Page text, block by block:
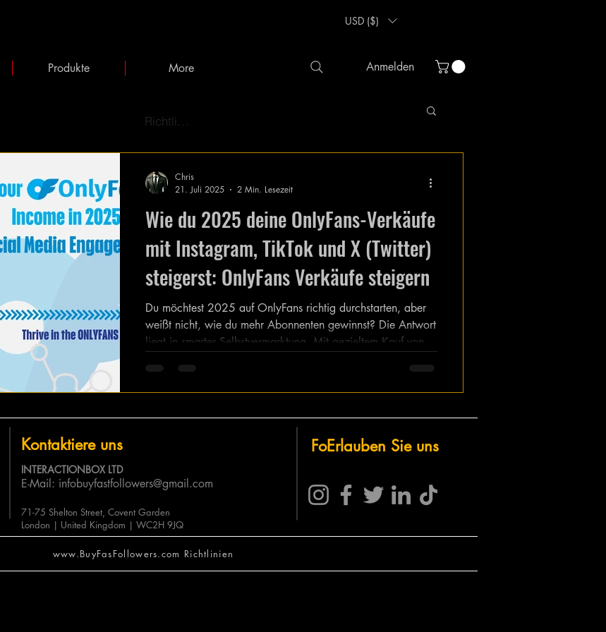
Produkte More
USD ($)
Anmelden
Wie du 2025 deine OnlyFans-Verkäufe
mit Instagram, TikTok und X (Twitter)
steigerst: OnlyFans Verkäufe steigern
Du möchtest 2025 auf OnlyFans richtig durchstarten, aber
weißt nicht, wie du mehr Abonnenten gewinnst? Die Antwort
liegt in smarter Selbstvermarktung. Mit gezieltem Kauf von
diesem Blog erfährst du, wie du Instagram, TikTok und X
Chris
21. Juli 2025
2 Min. Lesezeit
E-Mail: infobuyfastfollowers@gmail.com
71-75 Shelton Street, Covent Garden
London | United Kingdom | WC2H 9JQ
FoErlauben Sie uns
Kontaktiere uns
INTERACTIONBOX LTD
www.BuyFasFollowers.com Richtlinien